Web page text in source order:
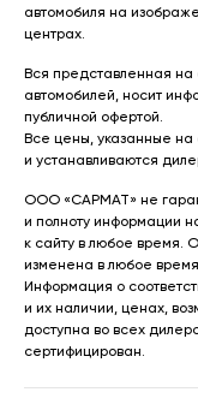
автомобиля на
центрах.
Вся представленная
автомобилей, носит
публичной офертой.
Все цены, указанные на
и устанавливаются
ООО «САРМАТ» не
и полноту информации
к сайту в любое время.
изменена в любое
Информация о
и их наличии, ценах,
доступна во всех
сертифицирован.